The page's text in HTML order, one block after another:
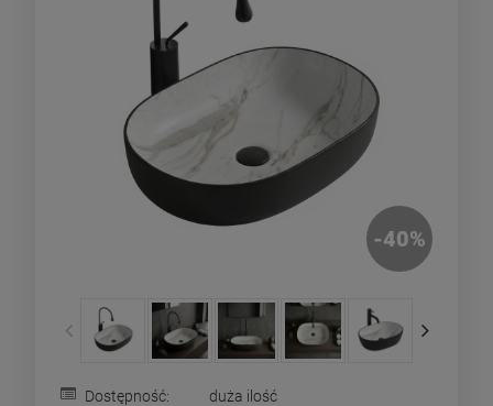
-40%
Dostępność:
duża ilość